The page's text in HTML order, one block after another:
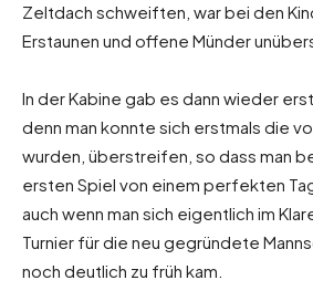
Zeltdach schweiften, war bei den
Erstaunen und offene Münder
In der Kabine gab es dann wieder
denn man konnte sich erstmals die
wurden, überstreifen, so dass man
ersten Spiel von einem perfekten
auch wenn man sich eigentlich im
Turnier für die neu gegründete
noch deutlich zu früh kam.